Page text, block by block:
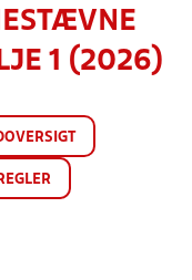
1 (2026)
REGLER